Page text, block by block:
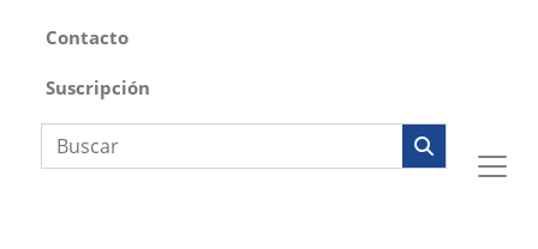
Contacto
Suscripción
Búsqueda web